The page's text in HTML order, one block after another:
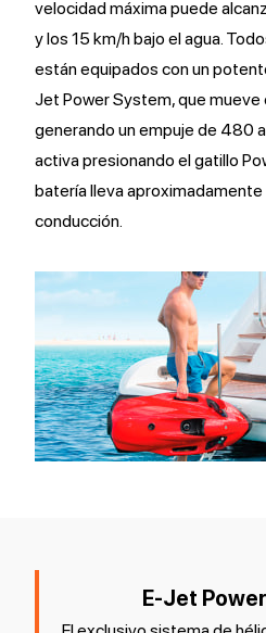
velocidad máxima puede
y los 15 km/h bajo el agua.
están equipados con un
Jet Power System, que mueve
generando un empuje de 480
activa presionando el gatillo
batería lleva
conducción.
E-Jet